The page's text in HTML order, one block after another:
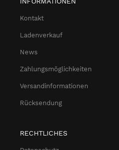
Kontakt
Ladenverkauf
News
Zahlungsmöglichkeiten
Versandinformationen
Rücksendung
RECHTLICHES